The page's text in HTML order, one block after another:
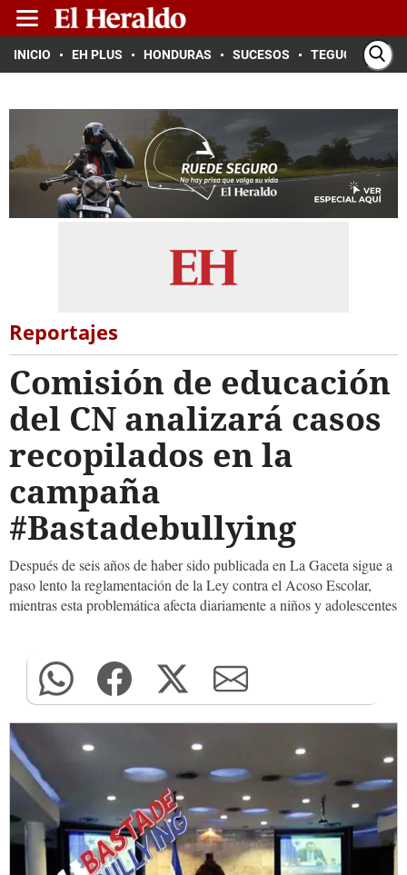
INICIO EH PLUS HONDURAS SUCESOS TEGUCIGALPA
Reportajes
Comisión de educación
del CN analizará casos
recopilados en la
campaña
#Bastadebullying
Después de seis años de haber sido publicada en La Gaceta sigue a
paso lento la reglamentación de la Ley contra el Acoso Escolar,
mientras esta problemática afecta diariamente a niños y adolescentes